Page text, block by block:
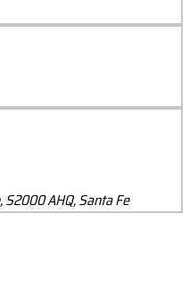
AHQ, Santa Fe